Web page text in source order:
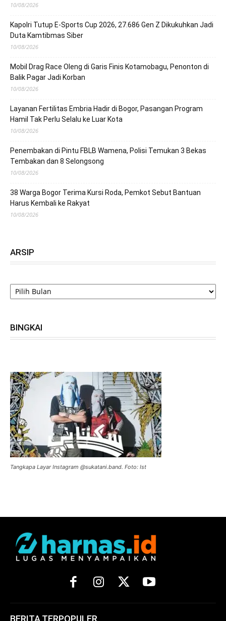
10/08/2026
Kapolri Tutup E-Sports Cup 2026, 27.686 Gen Z Dikukuhkan Jadi
Duta Kamtibmas Siber
10/08/2026
Mobil Drag Race Oleng di Garis Finis Kotamobagu, Penonton di
Balik Pagar Jadi Korban
10/08/2026
Layanan Fertilitas Embria Hadir di Bogor, Pasangan Program
Hamil Tak Perlu Selalu ke Luar Kota
10/08/2026
Penembakan di Pintu FBLB Wamena, Polisi Temukan 3 Bekas
Tembakan dan 8 Selongsong
10/08/2026
38 Warga Bogor Terima Kursi Roda, Pemkot Sebut Bantuan
Harus Kembali ke Rakyat
10/08/2026
ARSIP
ARSIP
BINGKAI
Tangkapa Layar Instagram @sukatani.band. Foto: Ist
BERITA TERPOPULER